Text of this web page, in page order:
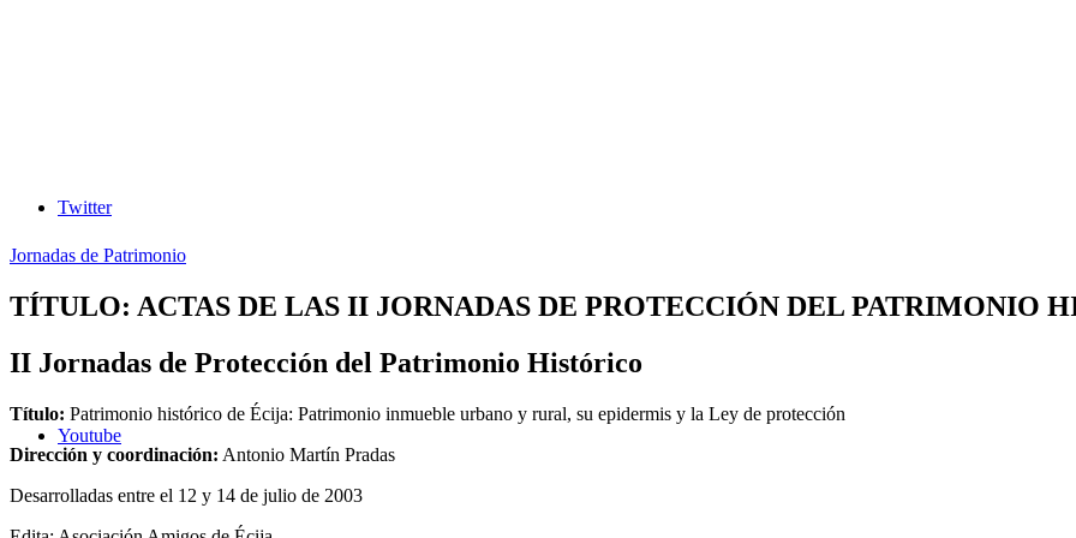
Twitter
Youtube
Jornadas de Patrimonio
TÍTULO: ACTAS DE LAS II JORNADAS DE PROTECCIÓN DEL PATRIMONIO
II Jornadas de Protección del Patrimonio Histórico
Título: Patrimonio histórico de Écija: Patrimonio inmueble urbano y rural, su epidermis y la Ley de protección
Dirección y coordinación: Antonio Martín Pradas
Desarrolladas entre el 12 y 14 de julio de 2003